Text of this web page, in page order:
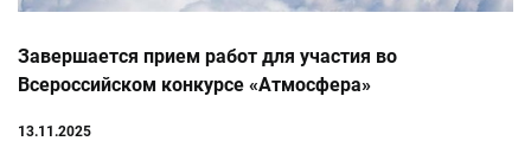
Завершается прием работ для участия во
Всероссийском конкурсе «Атмосфера»
13.11.2025